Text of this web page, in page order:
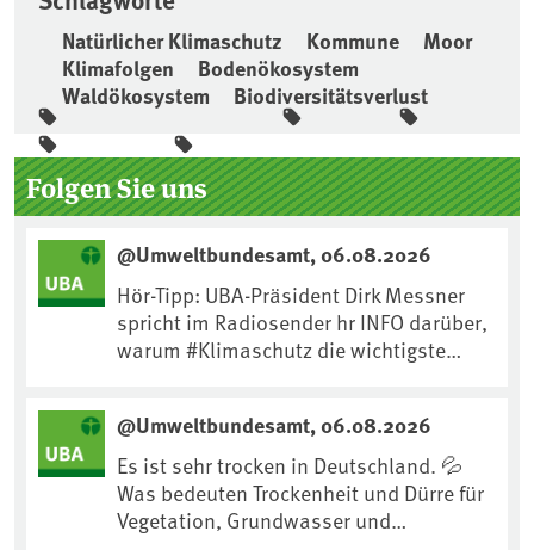
Natürlicher Klimaschutz Kommune
Moor
Klimafolgen
Bodenökosystem
Waldökosystem
Biodiversitätsverlust
Seitenleiste
Folgen Sie uns
@Umweltbundesamt, 06.08.2026
Hör-Tipp: UBA-Präsident Dirk Messner
spricht im Radiosender hr INFO darüber,
warum #Klimaschutz die wichtigste
https://www.ardsounds.de/episode/urn
:ard:episode:0e7cf1c4b819c26d/
@Umweltbundesamt, 06.08.2026
Es ist sehr trocken in Deutschland. 💦
Was bedeuten Trockenheit und Dürre für
Vegetation, Grundwasser und